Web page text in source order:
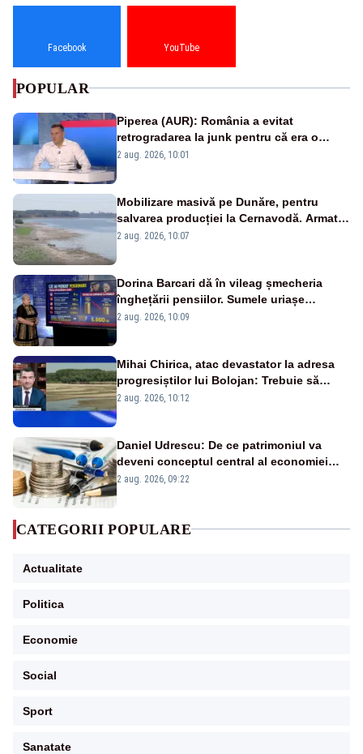
Facebook YouTube
POPULAR
Piperea (AUR): România a evitat
retrogradarea la junk pentru că era o
catastrofă pentru bănci și fondurile de
2 aug. 2026, 10:01
Mobilizare masivă pe Dunăre, pentru
salvarea producției la Cernavodă. Armata
va detona o stâncă și va devia apa
2 aug. 2026, 10:07
Dorina Barcari dă în vileag șmecheria
înghețării pensiilor. Sumele uriașe
pierdute de fiecare român
2 aug. 2026, 10:09
Mihai Chirica, atac devastator la adresa
progresiștilor lui Bolojan: Trebuie să
protejăm și natura, dar nu șținem omaneii
2 aug. 2026, 10:12
Daniel Udrescu: De ce patrimoniul va
deveni conceptul central al economiei
viitoare?
2 aug. 2026, 09:22
CATEGORII POPULARE
Actualitate
Politica
Economie
Social
Sport
Sanatate